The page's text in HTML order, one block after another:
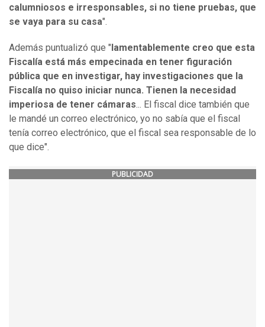
calumniosos e irresponsables, si no tiene pruebas, que
se vaya para su casa".
Además puntualizó que " lamentablemente creo que esta
Fiscalía está más empecinada en tener figuración
pública que en investigar, hay investigaciones que la
Fiscalía no quiso iniciar nunca. Tienen la necesidad
imperiosa de tener cámaras... El fiscal dice también que
le mandé un correo electrónico, yo no sabía que el fiscal
tenía correo electrónico, que el fiscal sea responsable de lo
que dice".
PUBLICIDAD